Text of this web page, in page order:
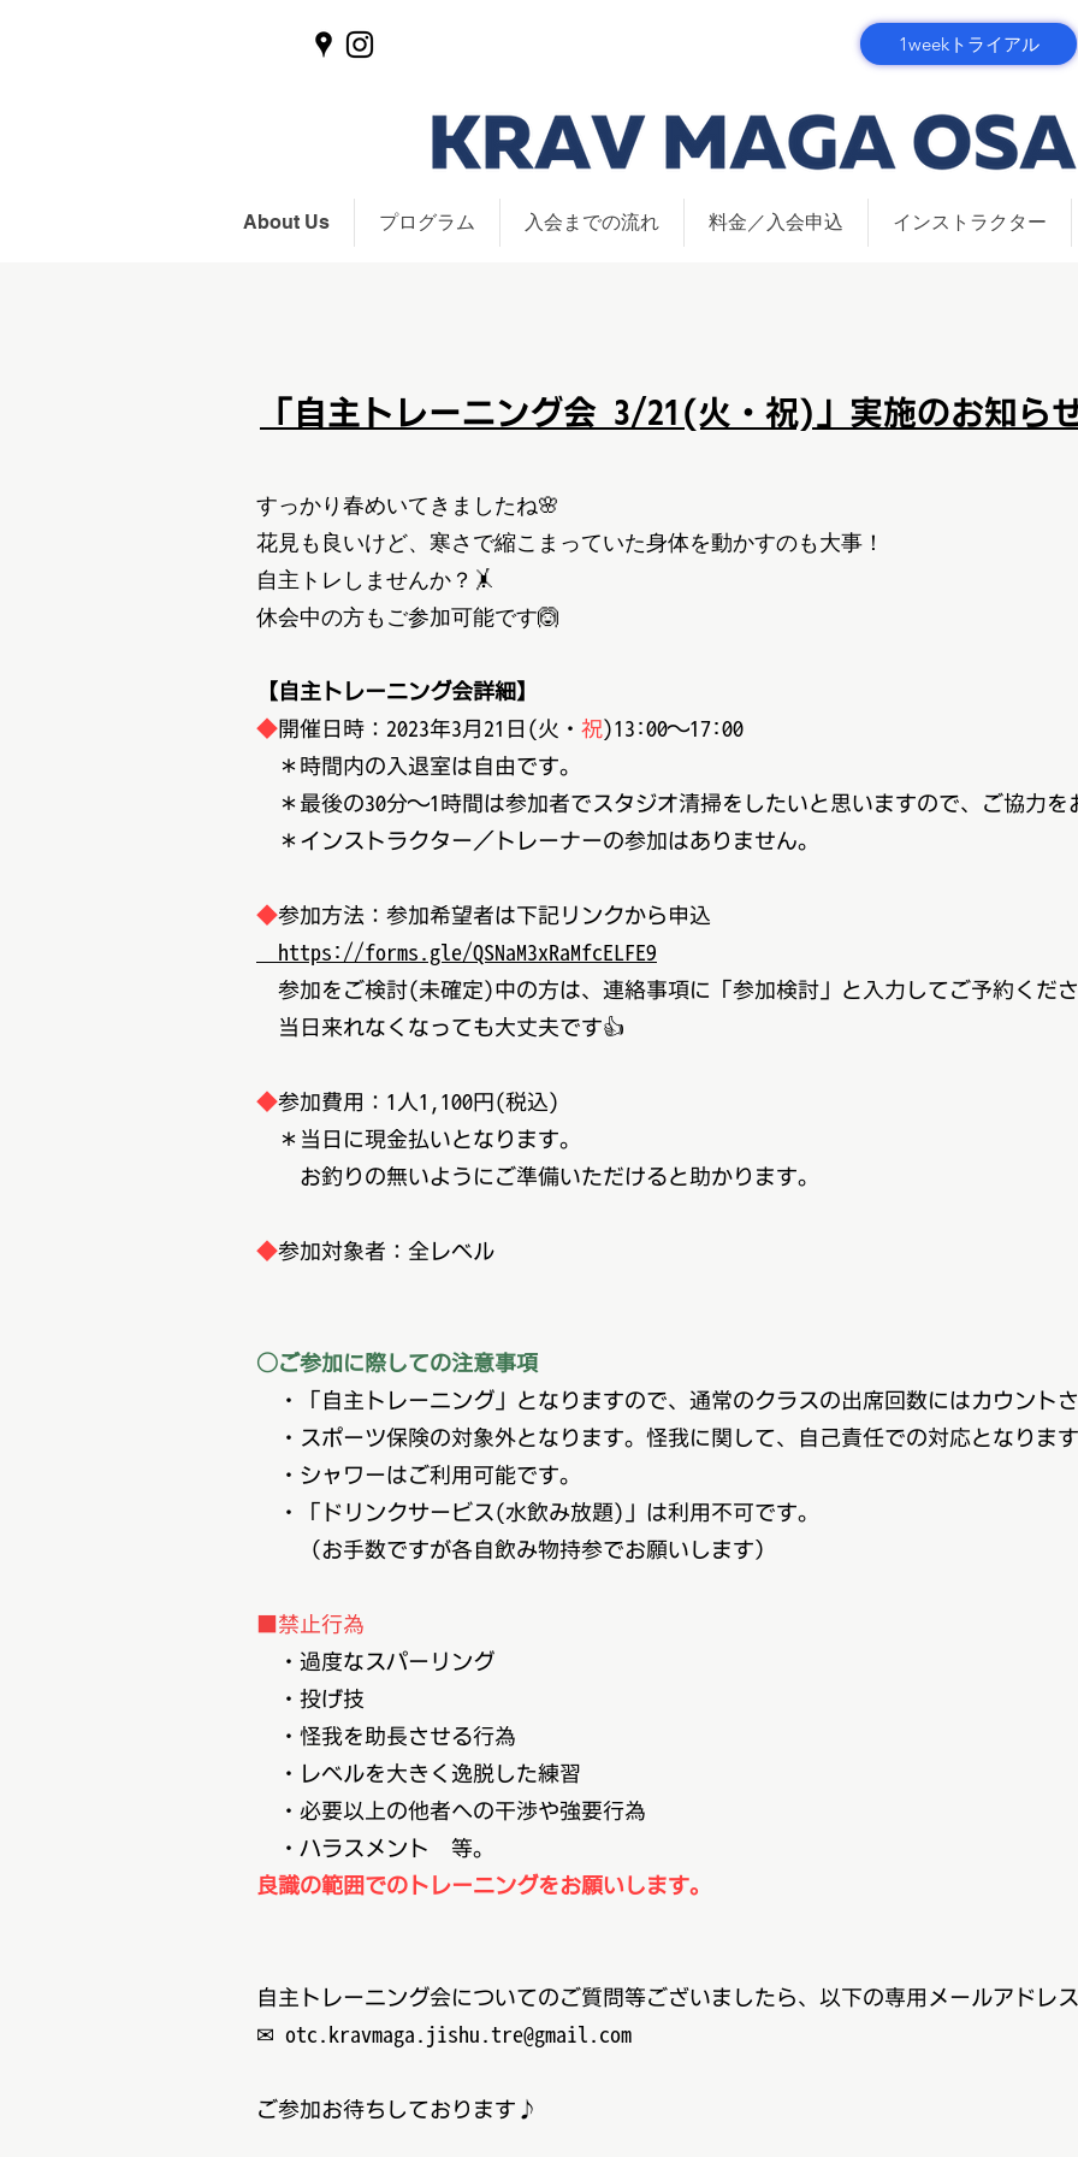
1weekトライアル
About Us プログラム 入会までの流れ 料金／入会申込 インストラクター
「自主トレーニング会 3/21(火・祝)」実施のお知ら
すっかり春めいてきましたね🌸
花見も良いけど、寒さで縮こまっていた身体を動かすのも大事！
自主トレしませんか？🤸
休会中の方もご参加可能です🙆
【自主トレーニング会詳細】
◆開催日時：2023年3月21日(火・ 祝)13:00〜17:00
＊時間内の入退室は自由です。
＊最後の30分～1時間は参加者でスタジオ清掃をしたいと思いますので、ご協力を
＊インストラクター／トレーナーの参加はありません。
◆参加方法：参加希望者は下記リンクから申込
https://forms.gle/QSNaM3xRaMfcELFE9
参加をご検討(未確定)中の方は、連絡事項に「参加検討」と入力してご予約くださ
当日来れなくなっても大丈夫です👍
◆参加費用：1人1,100円(税込)
＊当日に現金払いとなります。
お釣りの無いようにご準備いただけると助かります。
◆参加対象者：全レベル
○ご参加に際しての注意事項
・「自主トレーニング」となりますので、通常のクラスの出席回数にはカウントさ
・スポーツ保険の対象外となります。怪我に関して、自己責任での対応となります
・シャワーはご利用可能です。
・「ドリンクサービス(水飲み放題)」は利用不可です。
（お手数ですが各自飲み物持参でお願いします）
■禁止行為
・過度なスパーリング
・投げ技
・怪我を助長させる行為
・レベルを大きく逸脱した練習
・必要以上の他者への干渉や強要行為
・ハラスメント 等。
良識の範囲でのトレーニングをお願いします。
自主トレーニング会についてのご質問等ございましたら、以下の専用メールアドレ
✉ otc.kravmaga.jishu.tre@gmail.com
ご参加お待ちしております♪